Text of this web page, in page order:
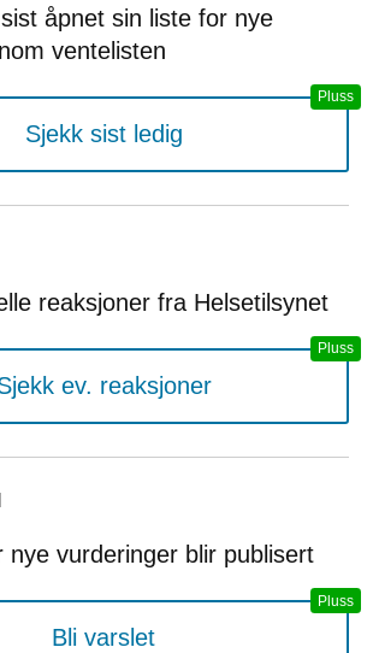
åpnet sin liste for nye
ventelisten
Sjekk sist ledig
reaksjoner fra Helsetilsynet
ev. reaksjoner
nye vurderinger blir publisert
Bli varslet